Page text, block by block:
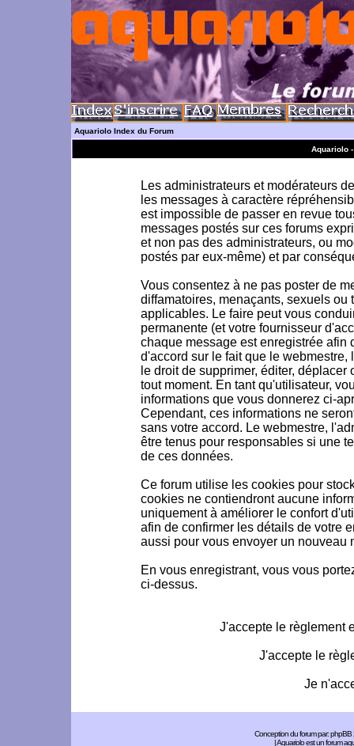
Aquariolo Index du Forum
Aquariolo
Les administrateurs et modérateurs
les messages à caractère
est impossible de passer en revue
messages postés sur ces forums
et non pas des administrateurs, ou
postés par eux-même) et par
Vous consentez à ne pas poster de
diffamatoires, menaçants, sexuels
applicables. Le faire peut vous
permanente (et votre fournisseur
chaque message est enregistrée afin
d'accord sur le fait que le
le droit de supprimer, éditer,
tout moment. En tant qu'utilisateur,
informations que vous donnerez ci-
Cependant, ces informations ne
sans votre accord. Le webmestre,
être tenus pour responsables si une
de ces données.
Ce forum utilise les cookies pour
cookies ne contiendront aucune
uniquement à améliorer le confort
afin de confirmer les détails de votre
aussi pour vous envoyer un nouveau
En vous enregistrant, vous vous
ci-dessus.
J'accepte le règlement
J'accepte le
Je
Conception du forum par:phpBB
| Aquariolo est un forum